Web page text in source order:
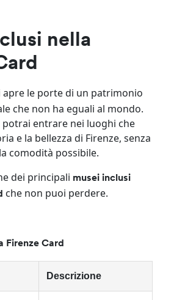
nella
apre le porte di un patrimonio
che non ha eguali al mondo.
potrai entrare nei luoghi che
e la bellezza di Firenze, senza
comodità possibile.
dei principali musei inclusi
che non puoi perdere.
Firenze Card
Descrizione